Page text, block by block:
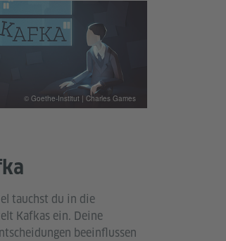
tauchst du in die
Kafkas ein. Deine
beeinflussen
© Goethe-Institut | Charles Games